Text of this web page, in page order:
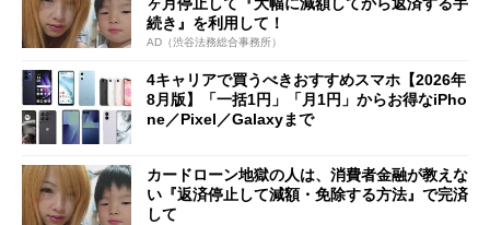
続き』を利用して！
AD（渋谷法務総合事務所）
4キャリアで買うべきおすすめスマホ【2026年
8月版】「一括1円」「月1円」からお得なiPho
ne／Pixel／Galaxyまで
カードローン地獄の人は、消費者金融が教えな
い『返済停止して減額・免除する方法』で完済
して